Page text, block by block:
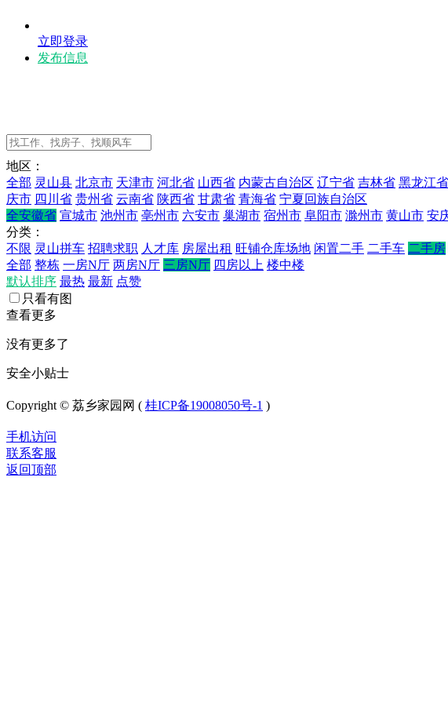
立即登录
发布信息
地区：
全部 灵山县 北京市 天津市 河北省 山西省 内蒙古自治区 辽宁省 吉林省 黑龙江省
庆市 四川省 贵州省 云南省 陕西省 甘肃省 青海省 宁夏回族自治区
全安徽省 宣城市 池州市 亳州市 六安市 巢湖市 宿州市 阜阳市 滁州市 黄山市 安
分类：
不限 灵山拼车 招聘求职 人才库 房屋出租 旺铺仓库场地 闲置二手 二手车 二手房
全部 整栋 一房N厅 两房N厅 三房N厅 四房以上 楼中楼
默认排序 最热 最新 点赞
只看有图
查看更多
没有更多了
安全小贴士
Copyright © 荔乡家园网 ( 桂ICP备19008050号-1 )
手机访问
联系客服
返回顶部